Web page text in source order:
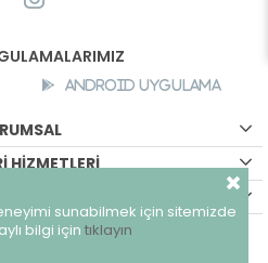
Android Uygulama
HİZMETLERİ
Tüm hakları saklıdır.
sunabilmek için sitemizde
bilgi için tıklayın